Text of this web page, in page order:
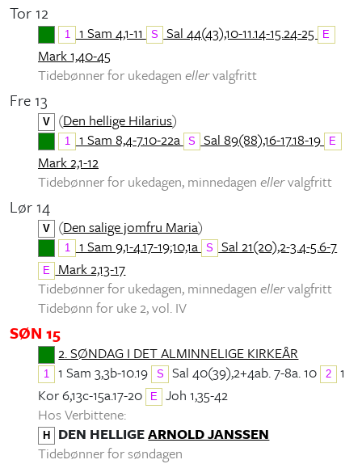
Tor 12
1 1 Sam 4,1-11 S Sal 44(43),10-11.14-15.24-25 E
Mark 1,40-45
Tidebønner for ukedagen ellervalgfritt
Fre 13
V (Den hellige Hilarius)
1 1 Sam 8,4-7.10-22a S Sal 89(88),16-17.18-19 E
Mark 2,1-12
Tidebønner for ukedagen, minnedagen ellervalgfritt
Lør 14
V (Den salige jomfru Maria)
1 1 Sam 9,1-4.17-19;10,1a S Sal 21(20),2-3.4-5.6-7
E
Mark 2,13-17
Tidebønner for ukedagen, minnedagen ellervalgfritt
Tidebønn for uke 2, vol. IV
SØN 15
2. SØNDAG I DET ALMINNELIGE KIRKEÅR
1 1 Sam 3,3b-10.19 S Sal 40(39),2+4ab. 7-8a. 10 2
1
Kor 6,13c-15a.17-20
E
Joh 1,35-42
Hos Verbittene:
H DEN HELLIGEARNOLD JANSSEN
Tidebønner for søndagen